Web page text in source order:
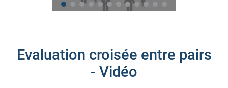
Evaluation croisée entre pairs
- Vidéo